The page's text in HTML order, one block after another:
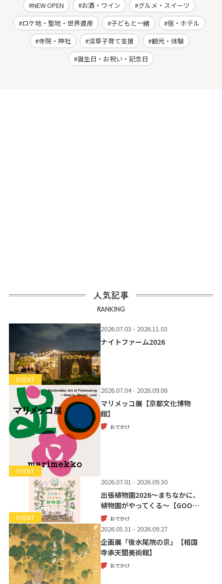
NEW OPEN お酒・ワイン
グルメ・スイーツ
ロケ地・聖地・世界遺産
子どもと一緒
宿・ホテル
寺院・神社
深草子育て支援
観光・体験
誕生日・お祝い・記念日
人気記事
RANKING
EVENT
2026.07.03 - 2026.11.03
ナイトファーム2026
EVENT
2026.07.04 - 2026.09.06
マリメッコ展【京都文化博物
館】
おでかけ
EVENT
2026.07.01 - 2026.09.30
出張植物園2026～まちなかに、
植物園がやってくる～【GOO…
おでかけ
2026.05.31 - 2026.09.27
企画展「後水尾院の京」【相国
寺承天閣美術館】
おでかけ